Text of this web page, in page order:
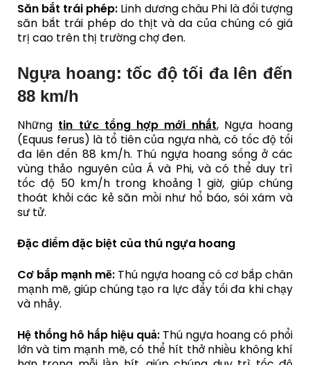
Săn bắt trái phép: Linh dương châu Phi là đối tượng
săn bắt trái phép do thịt và da của chúng có giá
trị cao trên thị trường chợ đen.
Ngựa hoang: tốc độ tối đa lên đến
88 km/h
Những tin tức tổng hợp mới nhất, Ngựa hoang
(Equus ferus) là tổ tiên của ngựa nhà, có tốc độ tối
đa lên đến 88 km/h. Thú ngựa hoang sống ở các
vùng thảo nguyên của Á và Phi, và có thể duy trì
tốc độ 50 km/h trong khoảng 1 giờ, giúp chúng
thoát khỏi các kẻ săn mồi như hổ báo, sói xám và
sư tử.
Đặc điểm đặc biệt của thú ngựa hoang
Cơ bắp mạnh mẽ: Thú ngựa hoang có cơ bắp chân
mạnh mẽ, giúp chúng tạo ra lực đẩy tối đa khi chạy
và nhảy.
Hệ thống hô hấp hiệu quả: Thú ngựa hoang có phổi
lớn và tim mạnh mẽ, có thể hít thở nhiều không khí